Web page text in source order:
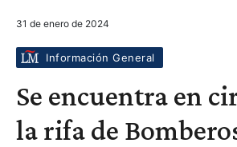
31 de enero de 2024
Información General
Se encuentra en
la rifa de